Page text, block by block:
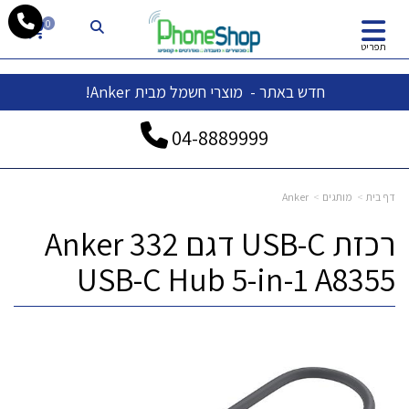
תפריט
0
חדש באתר - מוצרי חשמל מבית Anker!
04-8889999
דף בית מותגים Anker
רכזת USB-C דגם Anker 332
USB-C Hub 5-in-1 A8355